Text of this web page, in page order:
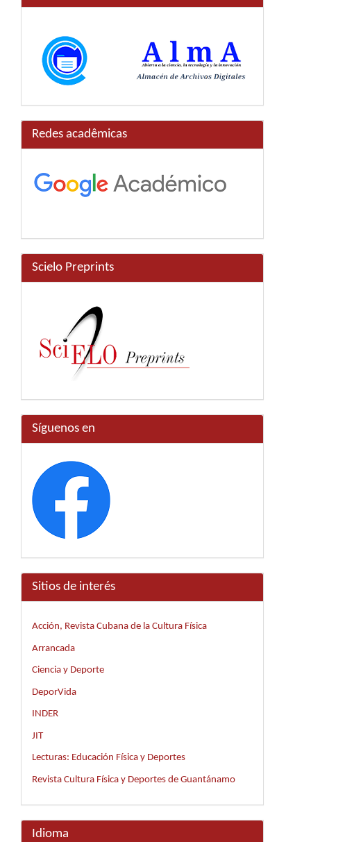
Redes acadêmicas
Scielo Preprints
Síguenos en
Sitios de interés
Acción, Revista Cubana de la Cultura Física
Arrancada
Ciencia y Deporte
DeporVida
INDER
JIT
Lecturas: Educación Física y Deportes
Revista Cultura Física y Deportes de Guantánamo
Idioma